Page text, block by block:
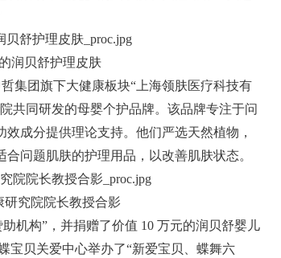
润贝舒护理皮肤
集团旗下大健康板块“上海领肤医疗科技有
共同研发的母婴个护品牌。该品牌专注于问
成分提供理论支持。他们严选天然植物，
问题肌肤的护理用品，以改善肌肤状态。
究院院长教授合影
机构”，并捐赠了价值 10 万元的润贝舒婴儿
宝贝关爱中心举办了“新爱宝贝、蝶舞六